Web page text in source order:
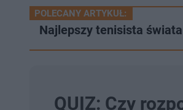
POLECANY ARTYKUŁ:
Najlepszy tenisista
QUIZ: Czy